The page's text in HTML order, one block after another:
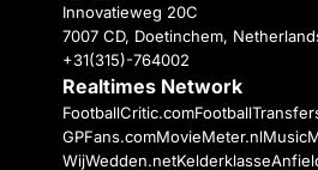
Innovatieweg 20C
7007 CD, Doetinchem,
+31(315)-764002
Realtimes Network
FootballCritic.com
GPFans.comMovieMeter.nl
WijWedden.netKelderklasse